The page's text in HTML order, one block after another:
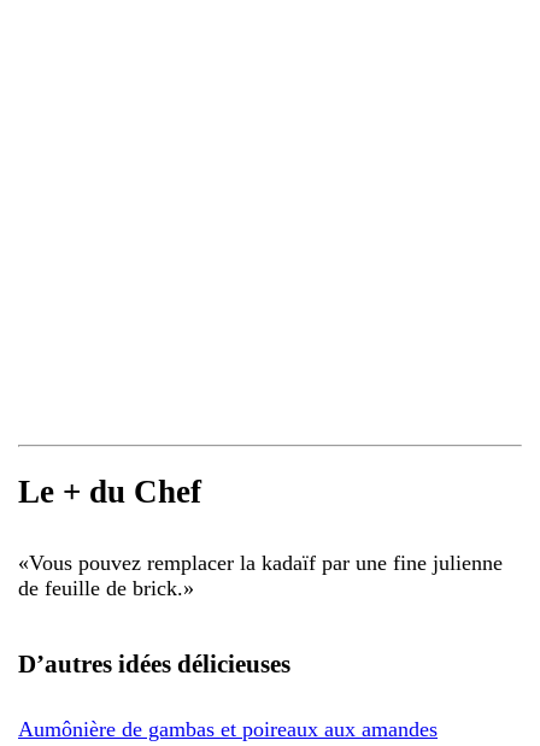
Le + du Chef
«Vous pouvez remplacer la kadaïf par une fine julienne
de feuille de brick.»
D’autres idées délicieuses
Aumônière de gambas et poireaux aux amandes